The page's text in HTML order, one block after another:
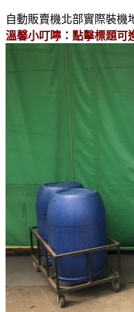
自動販賣機北部實際裝機
溫馨小叮嚀：點擊標題可